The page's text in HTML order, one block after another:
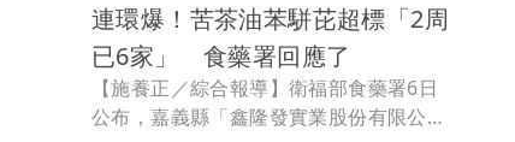
連環爆！苦茶油苯駢芘超標「2周
已6家」 食藥署回應了
【施養正／綜合報導】衛福部食藥署6日
公布，嘉義縣「鑫隆發實業股份有限公